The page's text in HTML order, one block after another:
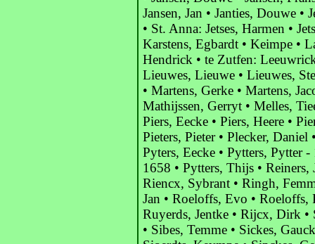
Jansen, Jan • Janties, Douwe •
• St. Anna: Jetses, Harmen •
Karstens, Egbardt • Keimpe •
Hendrick • te Zutfen:
Lieuwes, Lieuwe • Lieuwes,
• Martens, Gerke • Martens,
Mathijssen, Gerryt • Melles,
Piers, Eecke • Piers, Heere •
Pieters, Pieter • Plecker, Daniel
Pyters, Eecke • Pytters, Pytter
1658 • Pytters, Thijs •
Riencx, Sybrant • Ringh,
Jan • Roeloffs, Evo • Roeloffs,
Ruyerds, Jentke • Rijcx, Dirk •
• Sibes, Temme • Sickes,